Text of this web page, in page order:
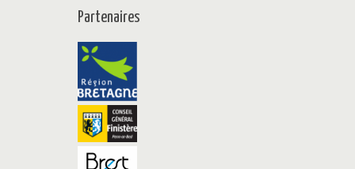
Partenaires